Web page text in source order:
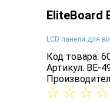
EliteBoard
LCD панели для
Код товара:
Артикул: BE-
☆ ☆ ☆ ☆